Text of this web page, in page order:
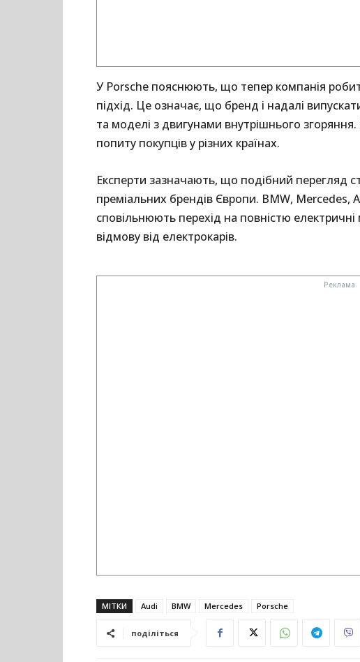
У Porsche пояснюють, що тепер компанія
підхід. Це означає, що бренд і надалі
та моделі з двигунами внутрішнього
попиту покупців у різних країнах.
Експерти зазначають, що подібний перегляд
преміальних брендів Європи. BMW, Mercedes,
сповільнюють перехід на повністю
відмову від електрокарів.
МІТКИ Audi BMW Mercedes Porsche
поділіться